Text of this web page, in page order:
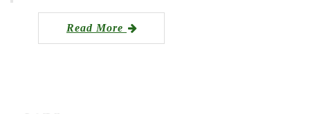
Read More